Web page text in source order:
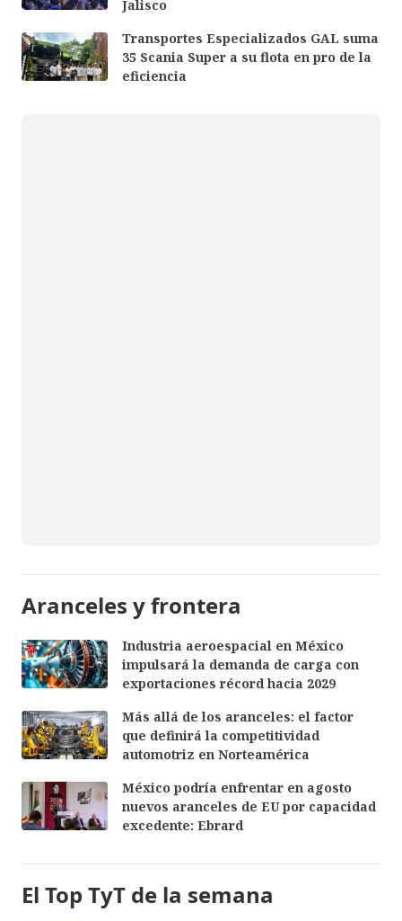
Jalisco
Transportes Especializados GAL suma
35 Scania Super a su flota en pro de la
eficiencia
Aranceles y frontera
Industria aeroespacial en México
impulsará la demanda de carga con
exportaciones récord hacia 2029
Más allá de los aranceles: el factor
que definirá la competitividad
automotriz en Norteamérica
México podría enfrentar en agosto
nuevos aranceles de EU por capacidad
excedente: Ebrard
El Top TyT de la semana